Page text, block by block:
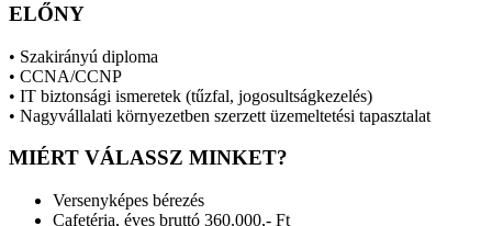
ELŐNY
• Szakirányú diploma
• CCNA/CCNP
• IT biztonsági ismeretek (tűzfal, jogosultságkezelés)
• Nagyvállalati környezetben szerzett üzemeltetési tapasztalat
MIÉRT VÁLASSZ MINKET?
Versenyképes bérezés
Cafetéria, éves bruttó 360.000,- Ft